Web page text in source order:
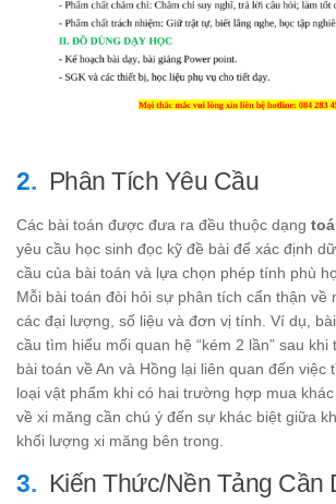
Phân Tích Yêu Cầu
Các bài toán được đưa ra đều thuộc dạng
yêu cầu học sinh đọc kỹ đề bài để xác định
cầu của bài toán và lựa chọn phép tính phù
Mỗi bài toán đòi hỏi sự phân tích cẩn thận về
các đại lượng, số liệu và đơn vị tính. Ví dụ,
cầu tìm hiểu mối quan hệ “kém 2 lần” sau
bài toán về An và Hồng lại liên quan đến việc
loại vật phẩm khi có hai trường hợp mua
về xi măng cần chú ý đến sự khác biệt giữa
khối lượng xi măng bên trong.
Kiến Thức/Nền Tảng Cần